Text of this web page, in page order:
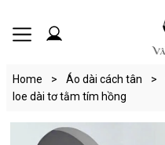
Home > Áo dài cách tân >
loe dài tơ tằm tím hồng